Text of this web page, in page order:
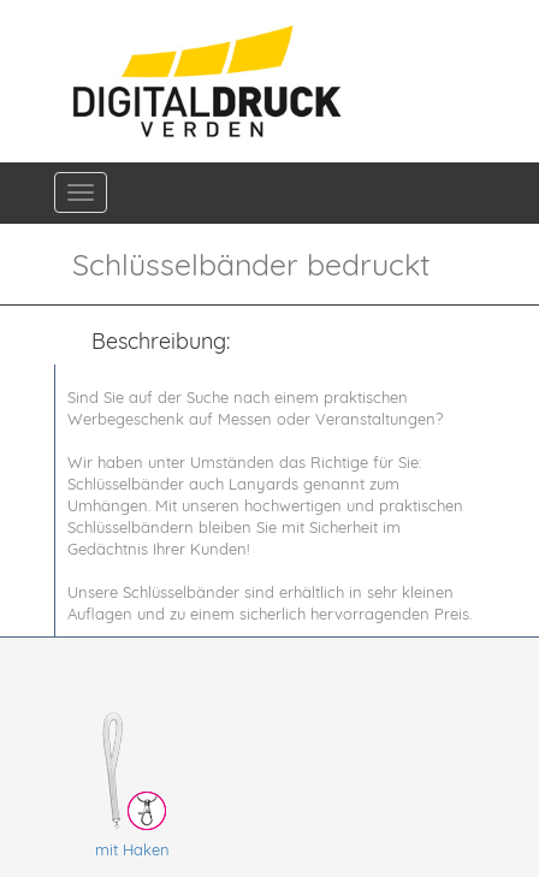
Navigation ein-/ausblenden
Schlüsselbänder bedruckt
Beschreibung:
Sind Sie auf der Suche nach einem praktischen
Werbegeschenk auf Messen oder Veranstaltungen?
Wir haben unter Umständen das Richtige für Sie:
Schlüsselbänder auch Lanyards genannt zum
Umhängen. Mit unseren hochwertigen und praktischen
Schlüsselbändern bleiben Sie mit Sicherheit im
Gedächtnis Ihrer Kunden!
Unsere Schlüsselbänder sind erhältlich in sehr kleinen
Auflagen und zu einem sicherlich hervorragenden Preis.
mit Haken